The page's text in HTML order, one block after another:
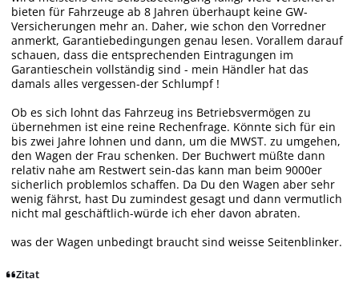
bieten für Fahrzeuge ab 8 Jahren überhaupt keine GW-
Versicherungen mehr an. Daher, wie schon den Vorredner
anmerkt, Garantiebedingungen genau lesen. Vorallem darauf
schauen, dass die entsprechenden Eintragungen im
Garantieschein vollständig sind - mein Händler hat das
damals alles vergessen-der Schlumpf !
Ob es sich lohnt das Fahrzeug ins Betriebsvermögen zu
übernehmen ist eine reine Rechenfrage. Könnte sich für ein
bis zwei Jahre lohnen und dann, um die MWST. zu umgehen,
den Wagen der Frau schenken. Der Buchwert müßte dann
relativ nahe am Restwert sein-das kann man beim 9000er
sicherlich problemlos schaffen. Da Du den Wagen aber sehr
wenig fährst, hast Du zumindest gesagt und dann vermutlich
nicht mal geschäftlich-würde ich eher davon abraten.
was der Wagen unbedingt braucht sind weisse Seitenblinker.
Zitat